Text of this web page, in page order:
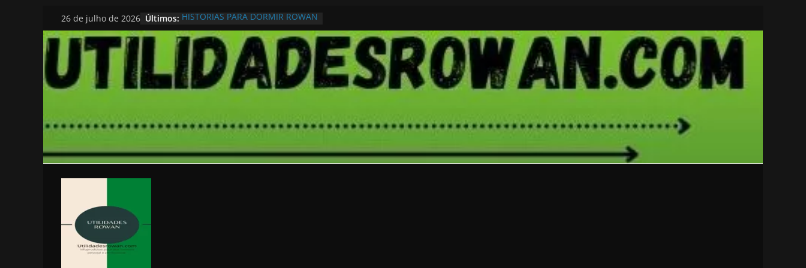
Pular
para
o
conteúdo
26 de julho de 2026 Últimos: HISTORIAS PARA DORMIR ROWAN